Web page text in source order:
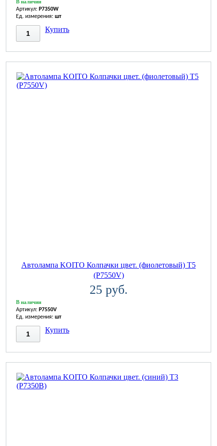
В наличии
Артикул: P7350W
Ед. измерения: шт
Купить
Автолампа KOITO Колпачки цвет. (фиолетовый) T5
(P7550V)
25 руб.
В наличии
Артикул: P7550V
Ед. измерения: шт
Купить